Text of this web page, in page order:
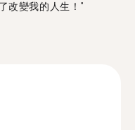
改變我的人生！"